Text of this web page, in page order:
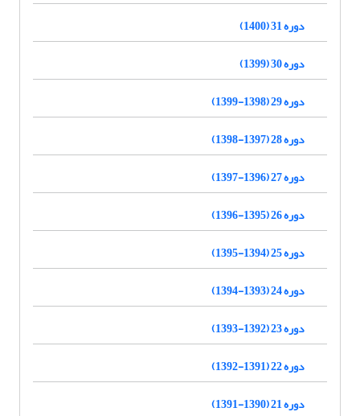
دوره 31 (1400)
دوره 30 (1399)
دوره 29 (1398-1399)
دوره 28 (1397-1398)
دوره 27 (1396-1397)
دوره 26 (1395-1396)
دوره 25 (1394-1395)
دوره 24 (1393-1394)
دوره 23 (1392-1393)
دوره 22 (1391-1392)
دوره 21 (1390-1391)